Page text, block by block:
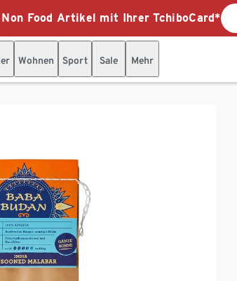
Food Artikel mit Ihrer TchiboCard*
Wohnen Sport Sale Mehr